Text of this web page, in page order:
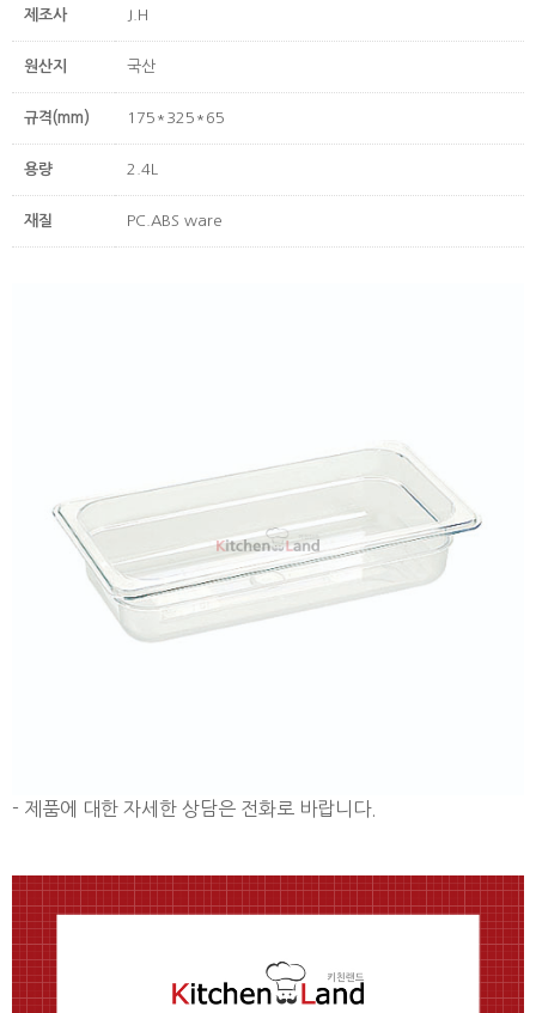
제조사 J.H
원산지 국산
규격(mm) 175*325*65
용량 2.4L
재질 PC.ABS ware
- 제품에 대한 자세한 상담은 전화로 바랍니다.